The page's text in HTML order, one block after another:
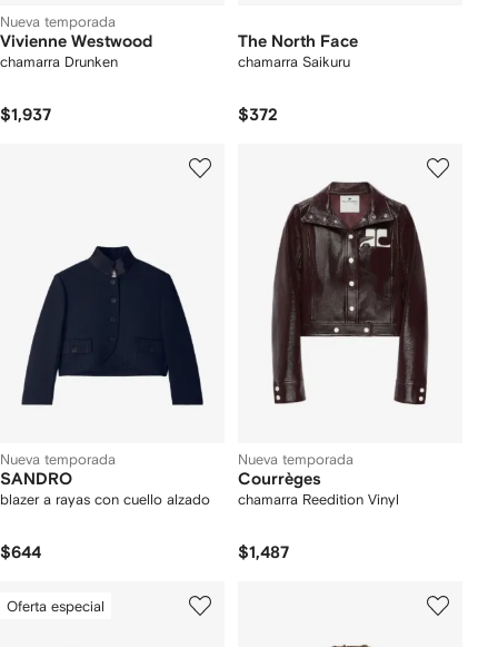
Nueva temporada
Vivienne Westwood
chamarra Drunken
$1,937
The North Face
chamarra Saikuru
$372
Nueva temporada
SANDRO
blazer a rayas con cuello alzado
$644
Nueva temporada
Courrèges
chamarra Reedition Vinyl
$1,487
Oferta especial